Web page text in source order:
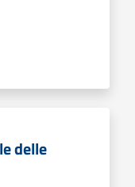
delle